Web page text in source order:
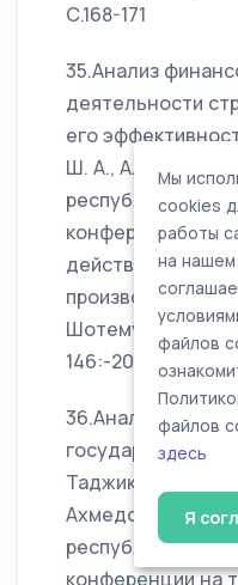
С.168-171
35.Анализ
деятельности
его
Ш. А., Алиева З.
конференции на
действенный
производства»,
Шотемур г.
146:-2019 С.290-
36.Анализ
Ахмедов Д. З./
конференции на
Мы
cookies
работы
на нашем
файлов
файлов
здесь
Я